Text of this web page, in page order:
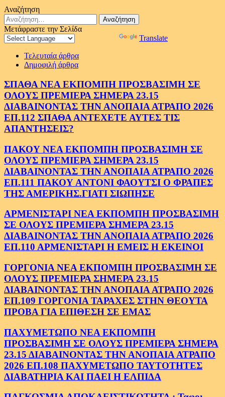
Αναζήτηση
Αναζήτηση
για:
Μετάφραστε την Σελίδα
Translate
Τελευταία άρθρα
Δημοφιλή άρθρα
ΣΠΑΘΑ ΝΕΑ ΕΚΠΟΜΠΗ ΠΡΟΣΒΑΣΙΜΗ ΣΕ
ΟΛΟΥΣ ΠΡΕΜΙΕΡΑ ΣΗΜΕΡΑ 23.15
ΔΙΑΒΑΙΝΟΝΤΑΣ ΤΗΝ ΑΝΟΠΑΙΑ ΑΤΡΑΠΟ 2026
ΕΠ.112 ΣΠΑΘΑ ΑΝΤΕΧΕΤΕ ΑΥΤΕΣ ΤΙΣ
ΑΠΑΝΤΗΣΕΙΣ?
ΠΑΚΟΥ ΝΕΑ ΕΚΠΟΜΠΗ ΠΡΟΣΒΑΣΙΜΗ ΣΕ
ΟΛΟΥΣ ΠΡΕΜΙΕΡΑ ΣΗΜΕΡΑ 23.15
ΔΙΑΒΑΙΝΟΝΤΑΣ ΤΗΝ ΑΝΟΠΑΙΑ ΑΤΡΑΠΟ 2026
ΕΠ.111 ΠΑΚΟΥ ΑΝΤΟΝΙ ΦΑΟΥΤΣΙ Ο ΦΡΑΠΕΣ
ΤΗΣ ΑΜΕΡΙΚΗΣ.ΓΙΑΤΙ ΣΙΩΠΗΣΕ
ΑΡΜΕΝΙΣΤΑΡΙ ΝΕΑ ΕΚΠΟΜΠΗ ΠΡΟΣΒΑΣΙΜΗ
ΣΕ ΟΛΟΥΣ ΠΡΕΜΙΕΡΑ ΣΗΜΕΡΑ 23.15
ΔΙΑΒΑΙΝΟΝΤΑΣ ΤΗΝ ΑΝΟΠΑΙΑ ΑΤΡΑΠΟ 2026
ΕΠ.110 ΑΡΜΕΝΙΣΤΑΡΙ Η ΕΜΕΙΣ Η ΕΚΕΙΝΟΙ
ΓΟΡΓΟΝΙΑ ΝΕΑ ΕΚΠΟΜΠΗ ΠΡΟΣΒΑΣΙΜΗ ΣΕ
ΟΛΟΥΣ ΠΡΕΜΙΕΡΑ ΣΗΜΕΡΑ 23.15
ΔΙΑΒΑΙΝΟΝΤΑΣ ΤΗΝ ΑΝΟΠΑΙΑ ΑΤΡΑΠΟ 2026
ΕΠ.109 ΓΟΡΓΟΝΙΑ ΤΑΡΑΧΕΣ ΣΤΗΝ ΘΕΟΥΤΑ
ΠΡΟΒΑ ΓΙΑ ΕΠΙΘΕΣΗ ΣΕ ΕΜΑΣ
ΠΑΧΥΜΕΤΩΠΟ ΝΕΑ ΕΚΠΟΜΠΗ
ΠΡΟΣΒΑΣΙΜΗ ΣΕ ΟΛΟΥΣ ΠΡΕΜΙΕΡΑ ΣΗΜΕΡΑ
23.15 ΔΙΑΒΑΙΝΟΝΤΑΣ ΤΗΝ ΑΝΟΠΑΙΑ ΑΤΡΑΠΟ
2026 ΕΠ.108 ΠΑΧΥΜΕΤΩΠΟ ΤΑΥΤΟΤΗΤΕΣ
ΔΙΑΒΑΤΗΡΙΑ ΚΑΙ ΠΑΕΙ Η ΕΛΠΙΔΑ